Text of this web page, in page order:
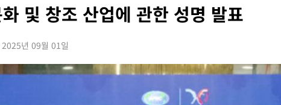
및 창조 산업에 관한 성명 발표
2025년 09월 01일